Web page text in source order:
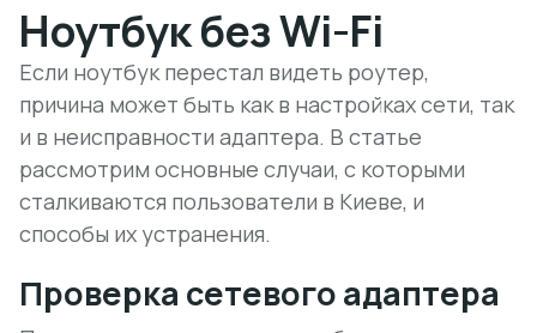
Ноутбук без Wi-Fi
Если ноутбук перестал видеть роутер,
причина может быть как в настройках сети, так
и в неисправности адаптера. В статье
рассмотрим основные случаи, с которыми
сталкиваются пользователи в Киеве, и
способы их устранения.
Проверка сетевого адаптера